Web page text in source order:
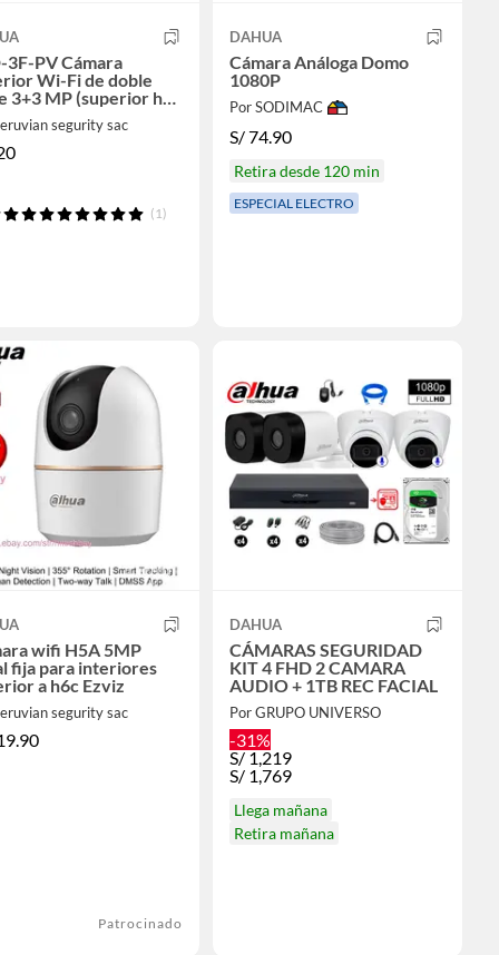
PV Cámara
Wi-Fi de doble
3+3 MP (superior h9c
segurity sac
(1)
DAHUA
Cámara Análoga Domo
1080P
Por SODIMAC
S/74.90
Retira desde 120 min
ESPECIAL ELECTRO
wifi H5A 5MP
fija para interiores
a h6c Ezviz
segurity sac
Patrocinado
DAHUA
CÁMARAS SEGURIDAD
KIT 4 FHD 2 CAMARA
AUDIO + 1TB REC FACIAL
Por GRUPO UNIVERSO
-31%
S/ 1,219
S/ 1,769
Llega mañana
Retira mañana